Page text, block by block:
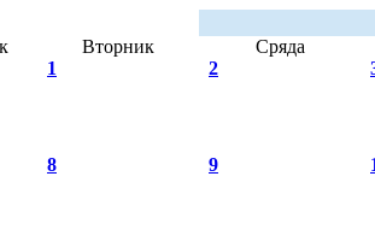
Вторник
Сряда
1 2
8 9